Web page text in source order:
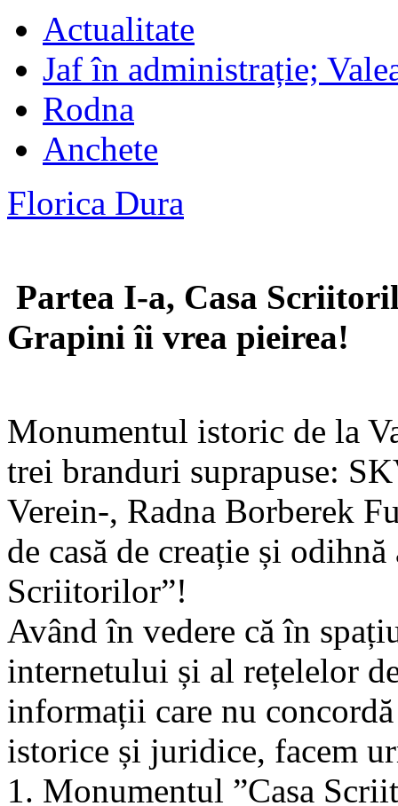
Actualitate
Jaf în administrație;
Rodna
Anchete
Florica Dura
Partea I-a, Casa
Grapini îi vrea pieirea!
Monumentul istoric de la
trei branduri suprapuse:
Verein-, Radna Borberek
de casă de creație și
Scriitorilor”!
Având în vedere că în
internetului și al rețelelor
informații care nu
istorice și juridice, facem
1. Monumentul ”Casa